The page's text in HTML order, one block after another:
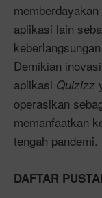
aplikasi lain
Demikian
aplikasi Quizizz
operasikan
memanfaatkan
tengah pandemi.
DAFTAR